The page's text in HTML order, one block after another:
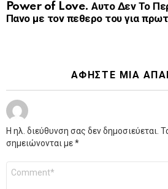
Power of Love. Αυτο Δεν Το
Πανο με τον πεθερο του για
ΑΦΉΣΤΕ ΜΙΑ
Η ηλ. διεύθυνση σας δεν δημοσιεύεται.
σημειώνονται με*